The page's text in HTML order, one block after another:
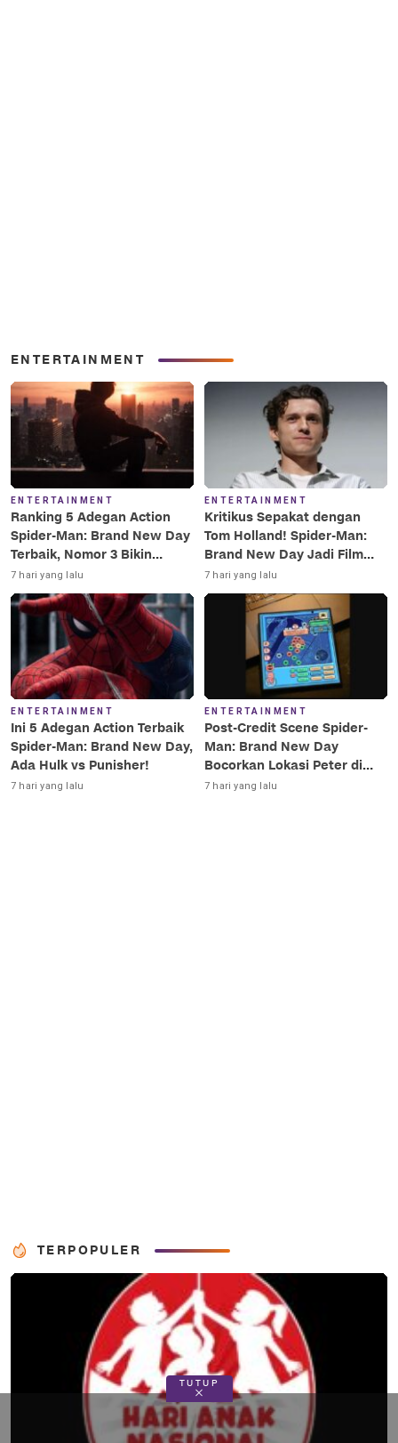
ENTERTAINMENT
ENTERTAINMENT
Ranking 5 Adegan Action
Spider-Man: Brand New Day
Terbaik, Nomor 3 Bikin
Terkesima!
7 hari yang lalu
ENTERTAINMENT
Kritikus Sepakat dengan
Tom Holland! Spider-Man:
Brand New Day Jadi Film
Terbaik Era MCU
7 hari yang lalu
ENTERTAINMENT
Ini 5 Adegan Action Terbaik
Spider-Man: Brand New Day,
Ada Hulk vs Punisher!
7 hari yang lalu
ENTERTAINMENT
Post-Credit Scene Spider-
Man: Brand New Day
Bocorkan Lokasi Peter di
Luar Angkasa!
7 hari yang lalu
TERPOPULER
TUTUP